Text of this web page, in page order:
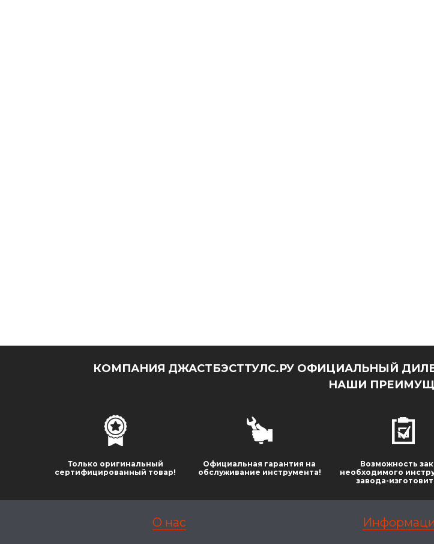
КОМПАНИЯ ДЖАСТБЭСТТУЛС.РУ ОФИЦИАЛЬНЫЙ
НАШИ
Только оригинальный
сертифицированный товар!
Официальная гарантия на
обслуживание инструмента!
Возможность
необходимого
завода-
О нас